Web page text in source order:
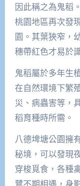
因此稱之為鬼稻
桃園地區再次發
園。其葉狹窄，
穗帶紅色才易於
鬼稻屬於多年生
在自然環境下繁
災、病蟲害等，
稻育種時所需。
八德埤塘公園擁
秘境，可以發現
穿梭覓食，各種